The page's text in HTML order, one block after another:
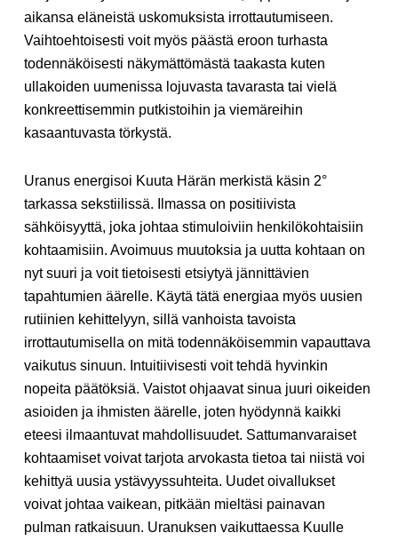
aikansa eläneistä uskomuksista irrottautumiseen.
Vaihtoehtoisesti voit myös päästä eroon turhasta
todennäköisesti näkymättömästä taakasta kuten
ullakoiden uumenissa lojuvasta tavarasta tai vielä
konkreettisemmin putkistoihin ja viemäreihin
kasaantuvasta törkystä.
Uranus energisoi Kuuta Härän merkistä käsin 2°
tarkassa sekstiilissä. Ilmassa on positiivista
sähköisyyttä, joka johtaa stimuloiviin henkilökohtaisiin
kohtaamisiin. Avoimuus muutoksia ja uutta kohtaan on
nyt suuri ja voit tietoisesti etsiytyä jännittävien
tapahtumien äärelle. Käytä tätä energiaa myös uusien
rutiinien kehittelyyn, sillä vanhoista tavoista
irrottautumisella on mitä todennäköisemmin vapauttava
vaikutus sinuun. Intuitiivisesti voit tehdä hyvinkin
nopeita päätöksiä. Vaistot ohjaavat sinua juuri oikeiden
asioiden ja ihmisten äärelle, joten hyödynnä kaikki
eteesi ilmaantuvat mahdollisuudet. Sattumanvaraiset
kohtaamiset voivat tarjota arvokasta tietoa tai niistä voi
kehittyä uusia ystävyyssuhteita. Uudet oivallukset
voivat johtaa vaikean, pitkään mieltäsi painavan
pulman ratkaisuun. Uranuksen vaikuttaessa Kuulle